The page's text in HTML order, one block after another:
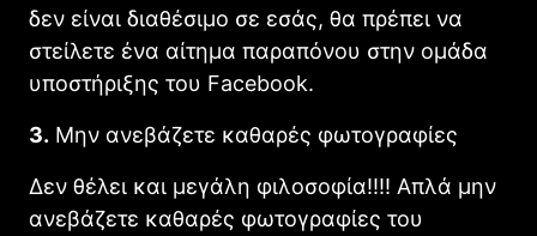
δεν είναι διαθέσιμο σε εσάς, θα πρέπει να
στείλετε ένα αίτημα παραπόνου στην ομάδα
υποστήριξης του Facebook.
3. Μην ανεβάζετε καθαρές φωτογραφίες
Δεν θέλει και μεγάλη φιλοσοφία!!!! Απλά μην
ανεβάζετε καθαρές φωτογραφίες του